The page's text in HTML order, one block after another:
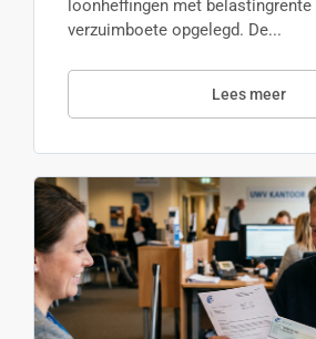
loonheffingen met belastingrente
verzuimboete opgelegd. De...
Lees meer